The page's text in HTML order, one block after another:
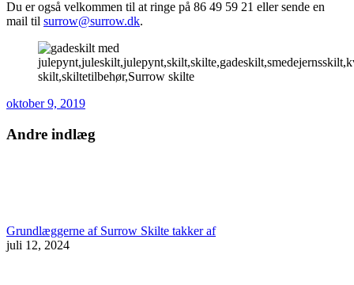
Du er også velkommen til at ringe på 86 49 59 21 eller sende en
mail til surrow@surrow.dk.
oktober 9, 2019
Andre indlæg
Grundlæggerne af Surrow Skilte takker af
juli 12, 2024